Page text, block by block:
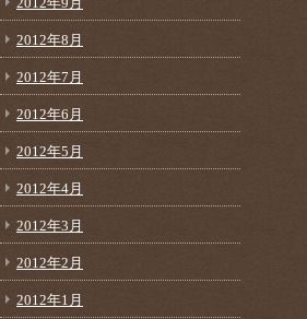
2012年8月
2012年7月
2012年6月
2012年5月
2012年4月
2012年3月
2012年2月
2012年1月